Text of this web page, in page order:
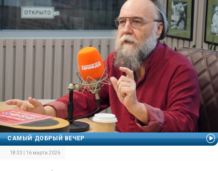
САМЫЙ ДОБРЫЙ ВЕЧЕР
18:33 | 16 марта 2026